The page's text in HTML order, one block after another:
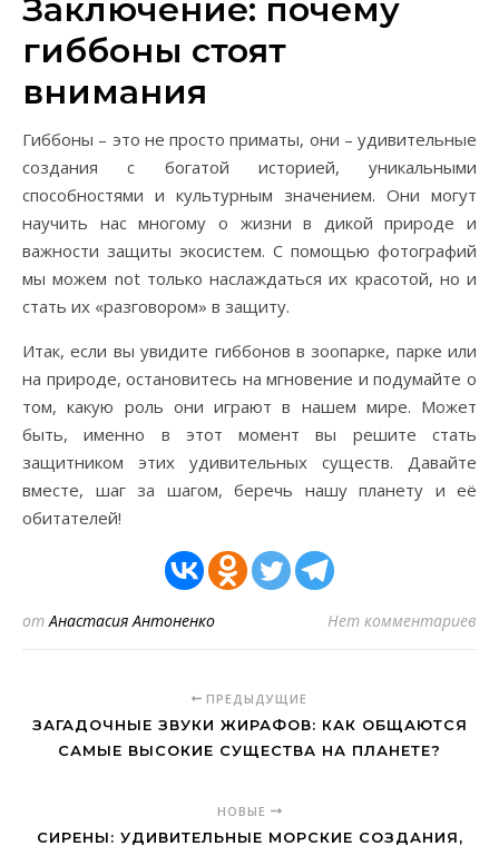
Заключение: почему
гиббоны стоят
внимания
Гиббоны – это не просто приматы, они – удивительные
создания с богатой историей, уникальными
способностями и культурным значением. Они могут
научить нас многому о жизни в дикой природе и
важности защиты экосистем. С помощью фотографий
мы можем not только наслаждаться их красотой, но и
стать их «разговором» в защиту.
Итак, если вы увидите гиббонов в зоопарке, парке или
на природе, остановитесь на мгновение и подумайте о
том, какую роль они играют в нашем мире. Может
быть, именно в этот момент вы решите стать
защитником этих удивительных существ. Давайте
вместе, шаг за шагом, беречь нашу планету и её
обитателей!
отАнастасия Антоненко Нет комментариев
ПРЕДЫДУЩИЕ
ЗАГАДОЧНЫЕ ЗВУКИ ЖИРАФОВ: КАК ОБЩАЮТСЯ
САМЫЕ ВЫСОКИЕ СУЩЕСТВА НА ПЛАНЕТЕ?
НОВЫЕ
СИРЕНЫ: УДИВИТЕЛЬНЫЕ МОРСКИЕ СОЗДАНИЯ,